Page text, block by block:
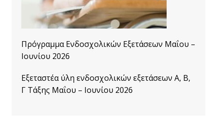
Πρόγραμμα Ενδοσχολικών Εξετάσεων Μαΐου –
Ιουνίου 2026
Εξεταστέα ύλη ενδοσχολικών εξετάσεων A, B,
Γ Τάξης Μαΐου – Ιουνίου 2026